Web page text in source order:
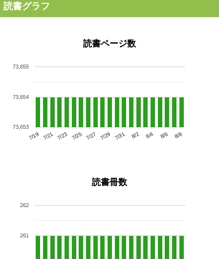
読書グラフ
読書ページ数
7/19 7/21 7/23 7/25 7/27 7/29 7/31 8/2 8/4 8/6 8/8
73,653
73,654
73,655
読書冊数
261
262